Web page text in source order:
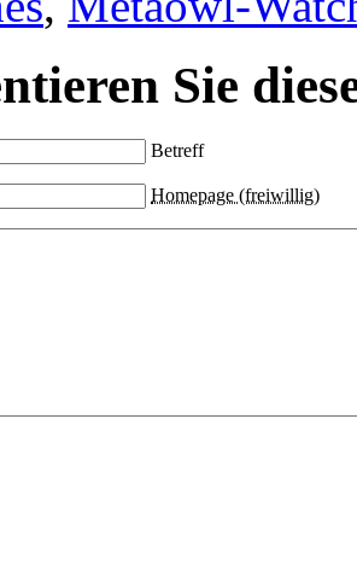
Sie
Betreff
Homepage (freiwillig)